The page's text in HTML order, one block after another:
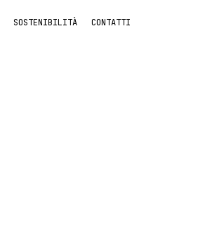
SOSTENIBILITÀ CONTATTI